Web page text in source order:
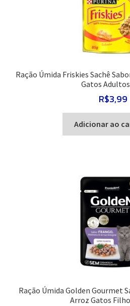
Ração Úmida Friskies Sachê
Gatos Adultos
R$3,99
Adicionar ao
Ração Úmida Golden Gourmet
Arroz Gatos